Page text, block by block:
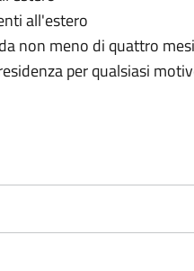
all'estero
non meno di quattro
per qualsiasi